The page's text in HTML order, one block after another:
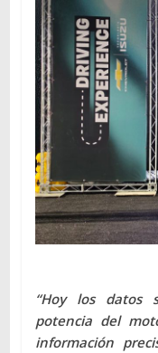
“Hoy los datos
potencia del
información